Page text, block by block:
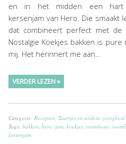
en in het midden een hart
kersenjam van Hero. Die smaakt
dat combineert perfect met de
Nostalgie Koekjes bakken is pure
mij. Het herinnert me aan…
VERDER LEZEN »
Categorie: Recepten Taartjes en andere zoetigheid
Tags: bakken hero jam, koekjes, roomboter,
kersenjam